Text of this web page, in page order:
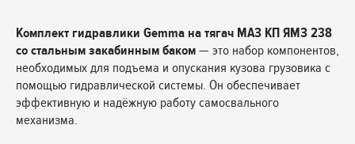
Комплект гидравлики Gemma на тягач МАЗ КП ЯМЗ 238
со стальным закабинным баком — это набор компонентов,
необходимых для подъема и опускания кузова грузовика с
помощью гидравлической системы. Он обеспечивает
эффективную и надёжную работу самосвального
механизма.